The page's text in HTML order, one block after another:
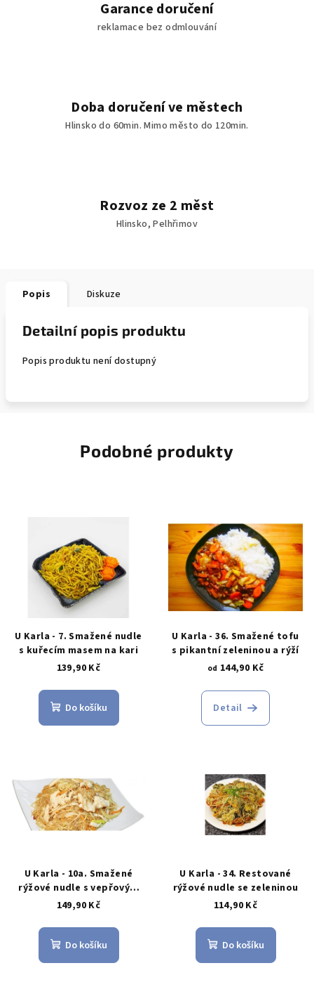
Garance doručení
reklamace bez odmlouvání
Doba doručení ve městech
Hlinsko do 60min. Mimo město do 120min.
Rozvoz ze 2 měst
Hlinsko, Pelhřimov
Popis Diskuze
Detailní popis produktu
Popis produktu není dostupný
Podobné produkty
U Karla - 7. Smažené nudle
s kuřecím masem na kari
139,90 Kč
Do košíku
U Karla - 36. Smažené tofu
s pikantní zeleninou a rýží
od 144,90 Kč
Detail
U Karla - 10a. Smažené
rýžové nudle s vepřovým
masem
149,90 Kč
Do košíku
U Karla - 34. Restované
rýžové nudle se zeleninou
114,90 Kč
Do košíku